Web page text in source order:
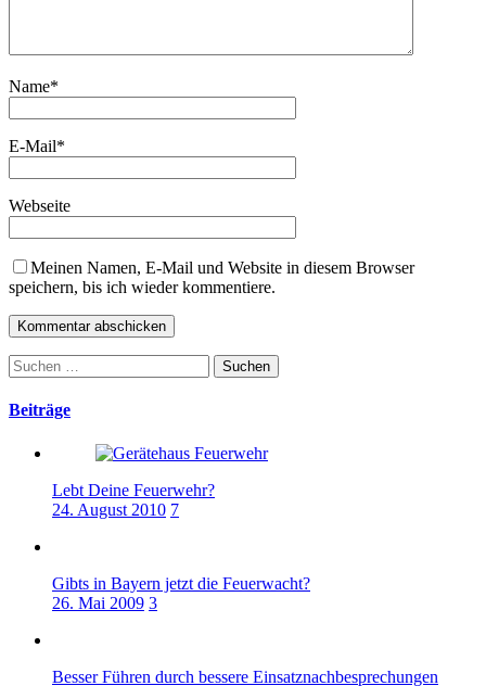
Name*
E-Mail*
Webseite
Meinen Namen, E-Mail und Website in diesem Browser
speichern, bis ich wieder kommentiere.
Suchen
nach:
Beiträge
Lebt Deine Feuerwehr?
24. August 2010 7
Gibts in Bayern jetzt die Feuerwacht?
26. Mai 2009 3
Besser Führen durch bessere Einsatznachbesprechungen